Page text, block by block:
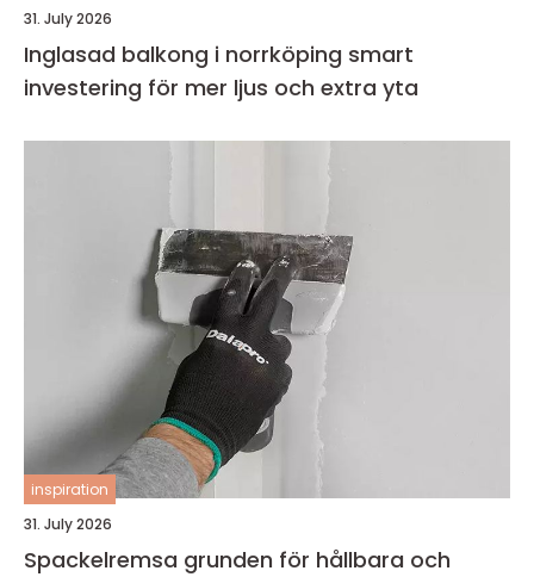
31. July 2026
Inglasad balkong i norrköping smart
investering för mer ljus och extra yta
inspiration
31. July 2026
Spackelremsa grunden för hållbara och